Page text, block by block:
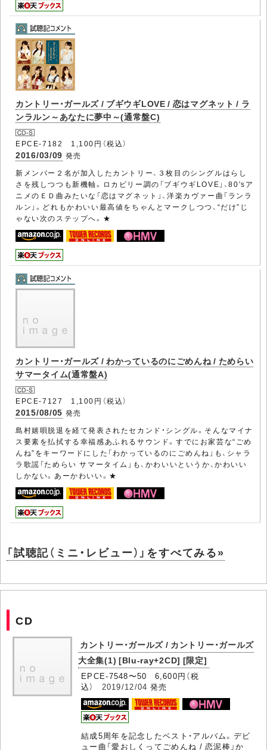
カントリー・ガールズ / ブギウギLOVE / 恋はマグネット / ラ
ンラルン～あなたに夢中～(通常盤C)
EPCE-7182 1,100円（税込）
2016/03/09 発売
新メンバー２名が加入したカントリー、３枚目のシングルはらし
さを残しつつも新機軸。ロカビリー調の「ブギウギLOVE」、80'sア
ニメのＥＤ曲みたいな「恋はマグネット」、洋楽カヴァー曲「ランラ
ルン」。どれもかわいい最高値をちゃんとマークしつつ、“だけ”じ
ゃない次のステップへ。★
カントリー・ガールズ / わかっているのにごめんね / ためらい
サマータイム(通常盤A)
EPCE-7127 1,100円（税込）
2015/08/05 発売
島村嬉唄脱退を経て発表されたセカンド・シングル。そんなマイナ
ス要素を払拭する幸福感あふれるサウンド。すでにお家芸な“ごめ
んね”をキーワードにした「わかっているのにごめんね」も、シャラ
ラ歌謡「ためらい サマータイム」も、かわいいというか、かわいい
しかない。あーかわいい。★
「試聴記（ミニ・レビュー）」をすべてみる»
CD
カントリー・ガールズ / カントリー・ガールズ
大全集(1) [Blu-ray+2CD] [限定]
EPCE-7548〜50 6,600円（税
込） 2019/12/04 発売
結成5周年を記念したベスト・アルバム。デビ
ュー曲「愛おしくってごめんね / 恋泥棒」か